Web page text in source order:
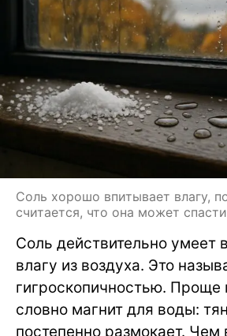
Соль хорошо впитывает влагу,
считается, что она может
Соль действительно умеет
влагу из воздуха. Это
гигроскопичностью. Проще
словно магнит для воды:
постепенно размокает.